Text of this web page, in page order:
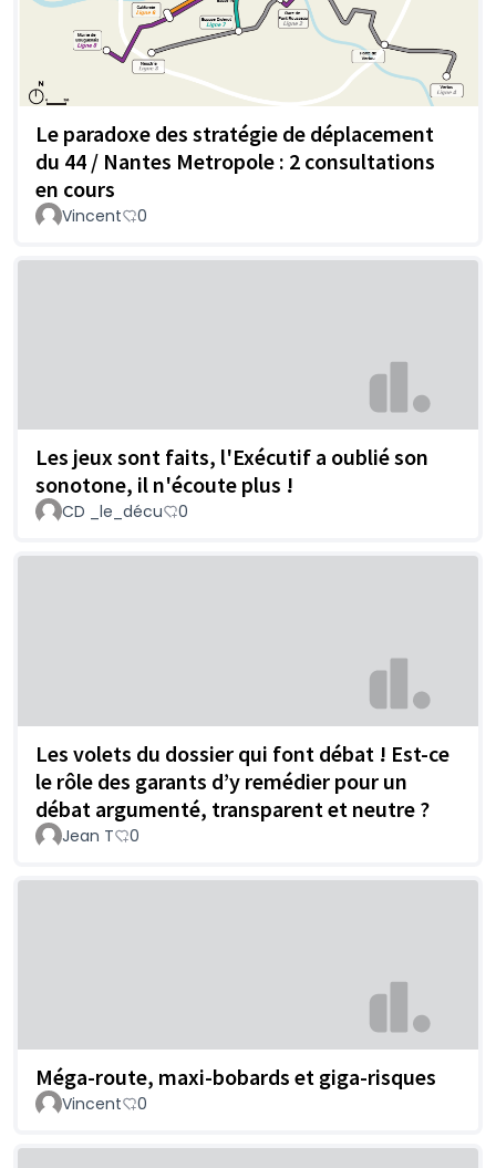
Le paradoxe des stratégie de déplacement
du 44 / Nantes Metropole : 2 consultations
en cours
Vincent 0
Les jeux sont faits, l'Exécutif a oublié son
sonotone, il n'écoute plus !
CD _le_décu 0
Les volets du dossier qui font débat ! Est-ce
le rôle des garants d’y remédier pour un
débat argumenté, transparent et neutre ?
Jean T 0
Méga-route, maxi-bobards et giga-risques
Vincent 0